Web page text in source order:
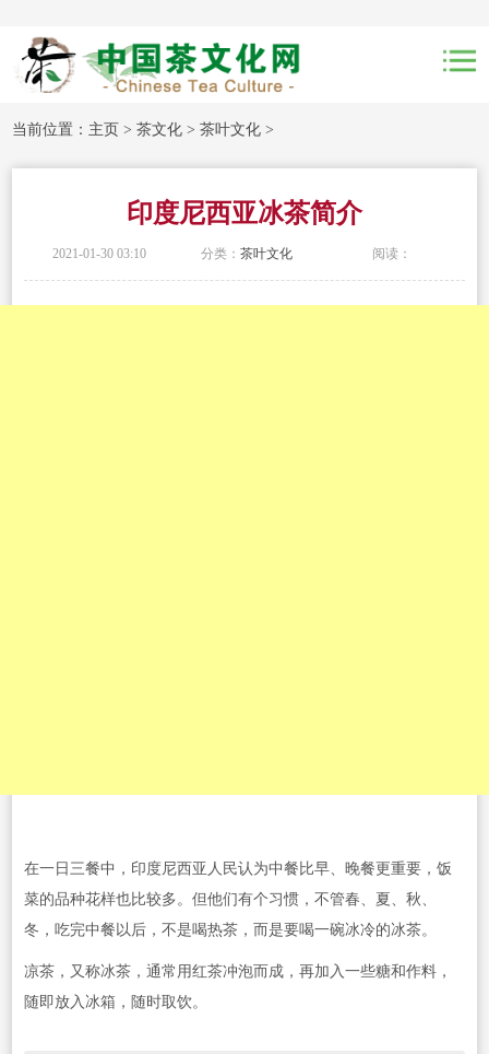
当前位置： 主页 >茶文化 >茶叶文化 >
印度尼西亚冰茶简介
2021-01-30 03:10 分类： 茶叶文化 阅读：
在一日三餐中，印度尼西亚人民认为中餐比早、晚餐更重要，饭
菜的品种花样也比较多。但他们有个习惯，不管春、夏、秋、
冬，吃完中餐以后，不是喝热茶，而是要喝一碗冰冷的冰茶。
凉茶，又称冰茶，通常用红茶冲泡而成，再加入一些糖和作料，
随即放入冰箱，随时取饮。